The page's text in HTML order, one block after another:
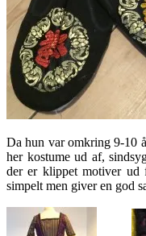
Da hun var omkring 9-10
her kostume ud af,
der er klippet motiver ud
simpelt men giver en god